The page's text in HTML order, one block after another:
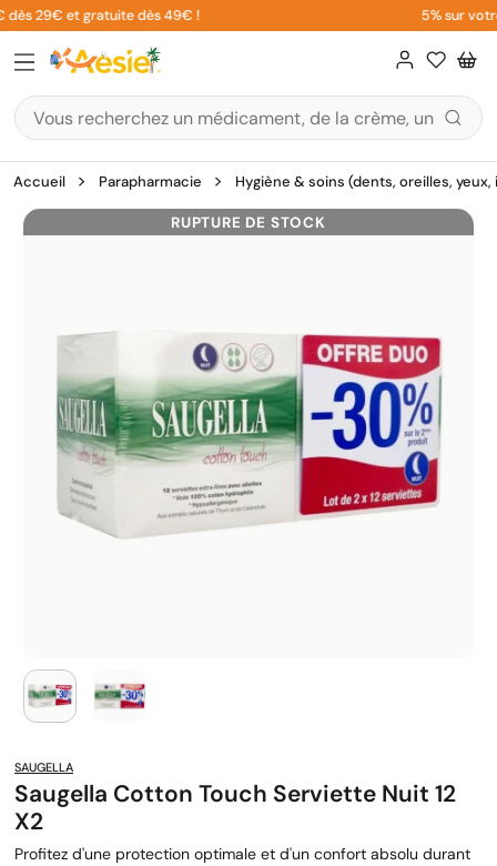
Aller
au
contenu
29€ et gratuite dès 49€ ! 5% sur
Accueil Parapharmacie Hygiène & soins (dents, oreilles,
RUPTURE DE STOCK
SAUGELLA
Saugella Cotton Touch Serviette Nuit 12
X2
Profitez d'une protection optimale et d'un confort absolu durant